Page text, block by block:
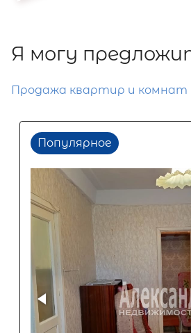
Я могу
Продажа квартир и комнат -
Популярное